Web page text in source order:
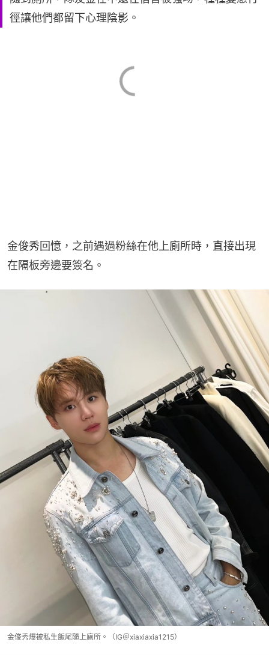
徑讓他們都留下心理陰影。
金俊秀回憶，之前遇過粉絲在他上廁所時，直接出現
在隔板旁邊要簽名。
金俊秀爆被私生飯尾隨上廁所。（IG＠xiaxiaxia1215）